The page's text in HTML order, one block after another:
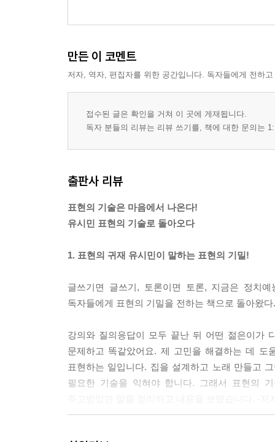
만든 이 코멘트
저자, 역자, 편집자를 위한 공간입니다. 독자들에게 전하
접수된 글은 확인을 거쳐 이 곳에 게재됩니다.
독자 분들의 리뷰는 리뷰 쓰기를, 책에 대한 문의는
출판사 리뷰
표현의 기술은 마음에서 나온다!
유시민 표현의 기술로 돌아오다
1. 표현의 귀재 유시민이 말하는 표현의 기밀!
글쓰기면 글쓰기, 토론이면 토론, 지금은 정치
독자들에게 표현의 기밀을 전하는 책으로 돌아왔다.
강의와 질의응답이 모두 끝난 뒤 어떤 젊은이가
문제하고 똑같았어요. 제 고민을 해결하는 데 도
표현하는 일입니다. 집을 설계하고 노래 만들고
필요한 기술을 익혀야 합니다. 그래서 표현의